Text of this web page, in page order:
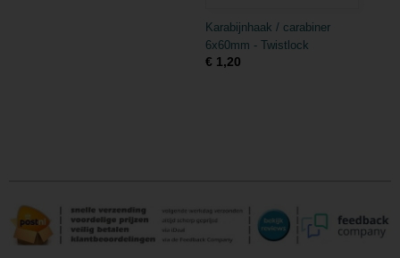
Karabijnhaak / carabiner
6x60mm - Twistlock
€ 1,20